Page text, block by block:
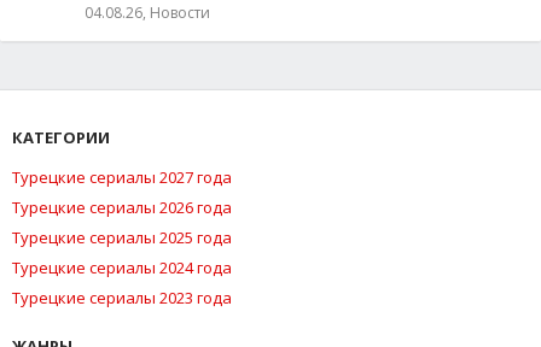
04.08.26, Новости
КАТЕГОРИИ
Турецкие сериалы 2027 года
Турецкие сериалы 2026 года
Турецкие сериалы 2025 года
Турецкие сериалы 2024 года
Турецкие сериалы 2023 года